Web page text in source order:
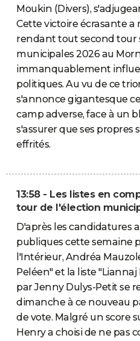
Moukin (Divers),
Cette victoire écrasante a
rendant tout second tour
municipales 2026 au
immanquablement
politiques. Au vu de ce
s'annonce gigantesque
camp adverse, face à un
s'assurer que ses propres
effrités.
13:58 - Les listes en
tour de l'élection
D'après les candidatures
publiques cette semaine
l'Intérieur, Andréa
Peléen" et la liste
par Jenny Dulys-Petit se
dimanche à ce nouveau
de vote. Malgré un score
Henry a choisi de ne pas